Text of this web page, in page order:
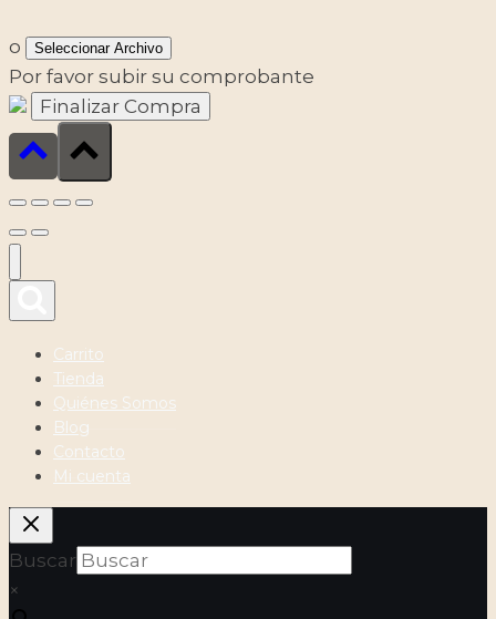
o Seleccionar Archivo
Por favor subir su comprobante
Carrito
Tienda
Quiénes Somos
Blog
Contacto
Mi cuenta
Buscar
×